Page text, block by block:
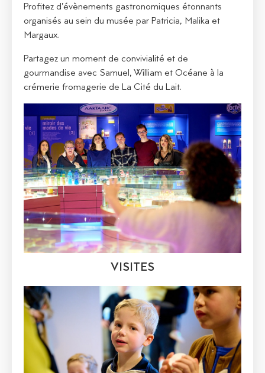
Profitez d’évènements gastronomiques étonnants
organisés au sein du musée par Patricia, Malika et
Margaux.
Partagez un moment de convivialité et de
gourmandise avec Samuel, William et Océane à la
crémerie fromagerie de La Cité du Lait.
VISITES